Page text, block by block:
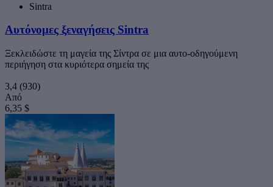
Sintra
Αυτόνομες ξεναγήσεις Sintra
Ξεκλειδώστε τη μαγεία της Σίντρα σε μια αυτο-οδηγούμενη
περιήγηση στα κυριότερα σημεία της
3,4 (930)
Από
6,35 $